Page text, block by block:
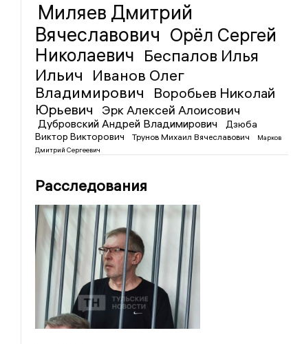
Миляев Дмитрий
Вячеславович Орёл Сергей
Николаевич Беспалов Илья
Ильич
Иванов Олег
Владимирович
Воробьев Николай
Юрьевич
Эрк Алексей Алоисович
Дубровский Андрей Владимирович
Дзюба
Виктор Викторович
Трунов Михаил Вячеславович
Марков
Дмитрий Сергеевич
Расследования